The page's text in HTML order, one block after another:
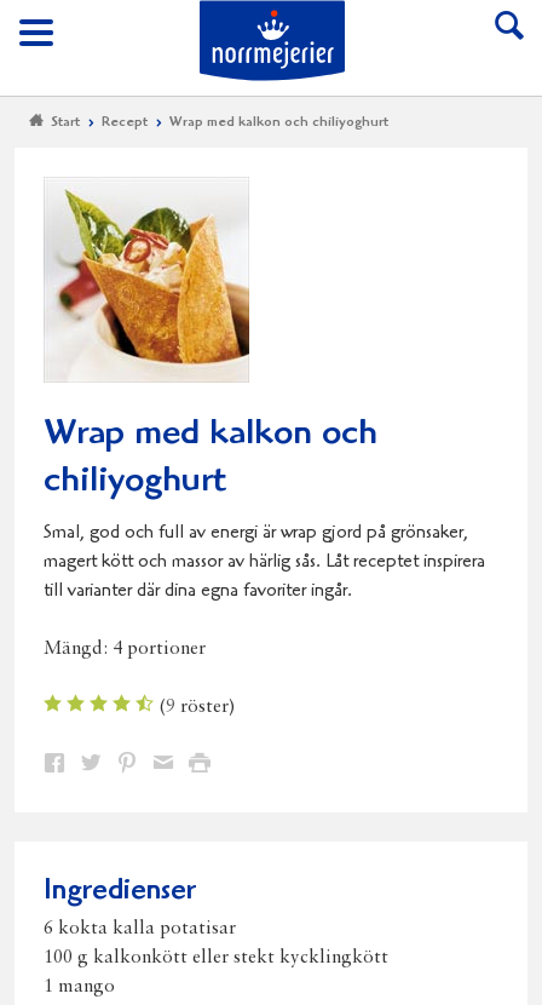
Meny
Till Norrmejerier
Start Recept Wrap med kalkon och chiliyoghurt
Wrap med kalkon och
chiliyoghurt
Smal, god och full av energi är wrap gjord på grönsaker,
magert kött och massor av härlig sås. Låt receptet inspirera
till varianter där dina egna favoriter ingår.
Mängd: 4 portioner
(9 röster)
Dela Dela Dela DelaSkriv
Ingredienser
6 kokta kalla potatisar
100 g kalkonkött eller stekt kycklingkött
1 mango